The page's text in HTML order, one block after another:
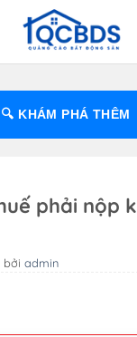
🔍 KHÁM PHÁ THÊM
phải nộp
bởi admin